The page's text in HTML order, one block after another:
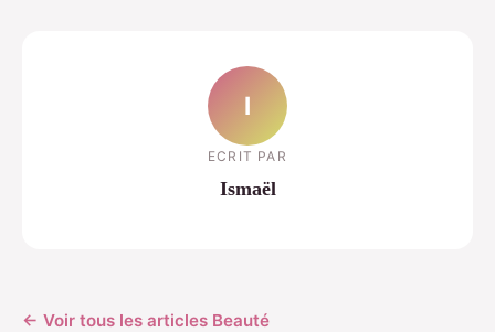
I
ECRIT PAR
Ismaël
← Voir tous les articles Beauté